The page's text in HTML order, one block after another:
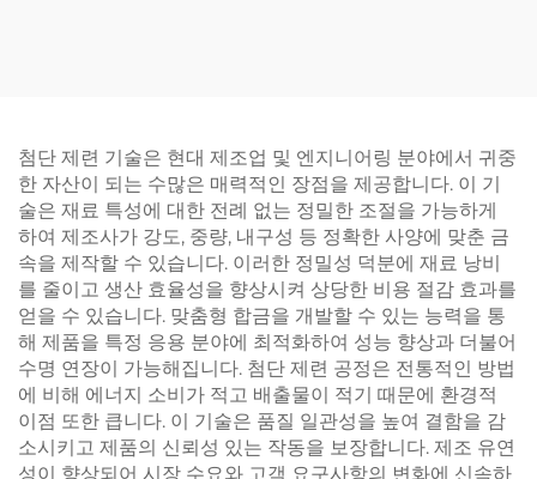
첨단 제련 기술은 현대 제조업 및 엔지니어링 분야에서 귀중
한 자산이 되는 수많은 매력적인 장점을 제공합니다. 이 기
술은 재료 특성에 대한 전례 없는 정밀한 조절을 가능하게
하여 제조사가 강도, 중량, 내구성 등 정확한 사양에 맞춘 금
속을 제작할 수 있습니다. 이러한 정밀성 덕분에 재료 낭비
를 줄이고 생산 효율성을 향상시켜 상당한 비용 절감 효과를
얻을 수 있습니다. 맞춤형 합금을 개발할 수 있는 능력을 통
해 제품을 특정 응용 분야에 최적화하여 성능 향상과 더불어
수명 연장이 가능해집니다. 첨단 제련 공정은 전통적인 방법
에 비해 에너지 소비가 적고 배출물이 적기 때문에 환경적
이점 또한 큽니다. 이 기술은 품질 일관성을 높여 결함을 감
소시키고 제품의 신뢰성 있는 작동을 보장합니다. 제조 유연
성이 향상되어 시장 수요와 고객 요구사항의 변화에 신속하